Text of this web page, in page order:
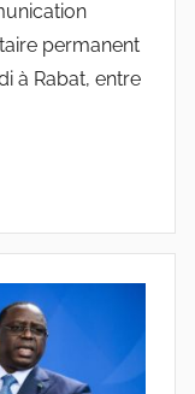
permanent
à Rabat, entre